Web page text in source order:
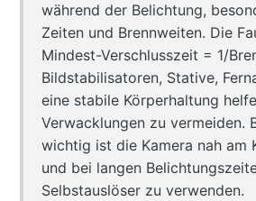
während der Belichtung,
Zeiten und Brennweiten. Die
Mindest-Verschlusszeit = 1/
Bildstabilisatoren, Stative,
eine stabile Körperhaltung
Verwacklungen zu vermeiden.
wichtig ist die Kamera nah am
und bei langen
Selbstauslöser zu verwenden.